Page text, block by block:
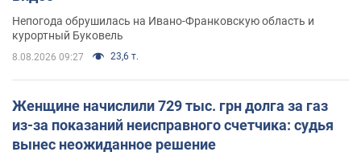
Непогода обрушилась на Ивано-Франковскую область и
курортный Буковель
8.08.2026 09:27 23,6 т.
Женщине начислили 729 тыс. грн долга за газ
из-за показаний неисправного счетчика: судья
вынес неожиданное решение